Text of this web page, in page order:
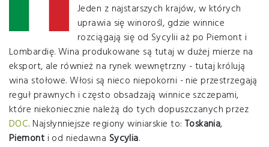
Jeden z najstarszych krajów, w których
uprawia się winorośl, gdzie winnice
rozciągają się od Sycylii aż po Piemont i
Lombardię. Wina produkowane są tutaj w dużej mierze na
eksport, ale również na rynek wewnętrzny - tutaj królują
wina stołowe. Włosi są nieco niepokorni - nie przestrzegają
reguł prawnych i często obsadzają winnice szczepami,
które niekoniecznie należą do tych dopuszczanych przez
DOC. Najsłynniejsze regiony winiarskie to: Toskania,
Piemont i od niedawna Sycylia.